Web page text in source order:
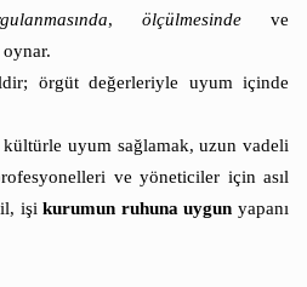
,ölçülmesinde ve
örgüt değerleriyle uyum içinde
uyum sağlamak, uzun vadeli
ve yöneticiler için asıl
işikurumun ruhuna uygun yapanı